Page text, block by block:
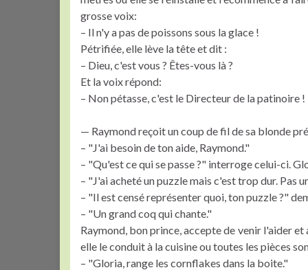
grosse voix:
– Il n'y a pas de poissons sous la glace !
Pétrifiée, elle lève la tête et dit :
– Dieu, c'est vous ? Êtes-vous là ?
Et la voix répond:
– Non pétasse, c'est le Directeur de la patinoire !
— Raymond reçoit un coup de fil de sa blonde
– "J'ai besoin de ton aide, Raymond."
– "Qu'est ce qui se passe ?" interroge celui-ci.
– "J'ai acheté un puzzle mais c'est trop dur. Pas
– "Il est censé représenter quoi, ton puzzle ?"
– "Un grand coq qui chante."
Raymond, bon prince, accepte de venir l'aider
elle le conduit à la cuisine ou toutes les pièces
– "Gloria, range les cornflakes dans la boite."